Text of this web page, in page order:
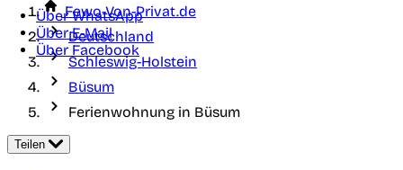
Über WhatsApp
Über E-Mail
Über Facebook
Fewo-Von-Privat.de
Deutschland
Schleswig-Holstein
Büsum
Ferienwohnung in Büsum
Teilen